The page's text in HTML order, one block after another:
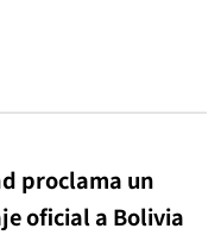
proclama un
oficial a Bolivia